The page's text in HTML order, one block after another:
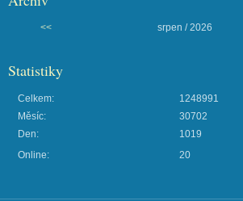
<< srpen / 2026
Statistiky
Online: 20
Celkem:
1248991
Měsíc:
30702
Den:
1019